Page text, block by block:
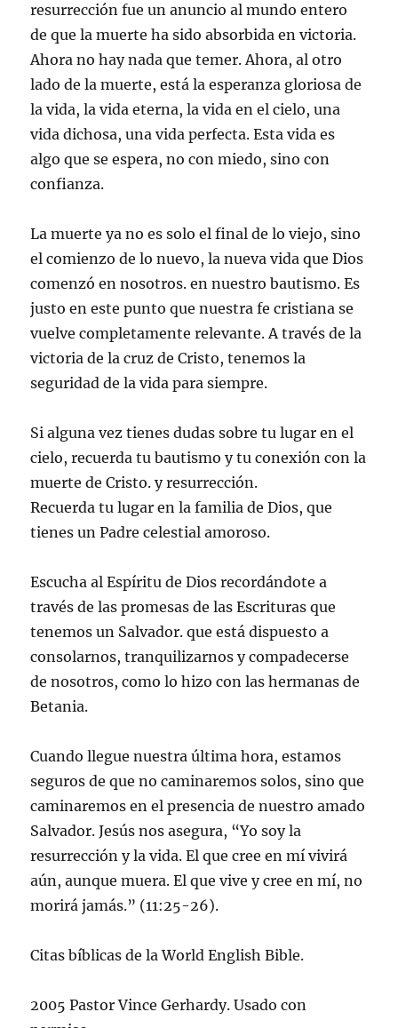
resurrección fue un anuncio al mundo entero
de que la muerte ha sido absorbida en victoria.
Ahora no hay nada que temer. Ahora, al otro
lado de la muerte, está la esperanza gloriosa de
la vida, la vida eterna, la vida en el cielo, una
vida dichosa, una vida perfecta. Esta vida es
algo que se espera, no con miedo, sino con
confianza.
La muerte ya no es solo el final de lo viejo, sino
el comienzo de lo nuevo, la nueva vida que Dios
comenzó en nosotros. en nuestro bautismo. Es
justo en este punto que nuestra fe cristiana se
vuelve completamente relevante. A través de la
victoria de la cruz de Cristo, tenemos la
seguridad de la vida para siempre.
Si alguna vez tienes dudas sobre tu lugar en el
cielo, recuerda tu bautismo y tu conexión con la
muerte de Cristo. y resurrección.
Recuerda tu lugar en la familia de Dios, que
tienes un Padre celestial amoroso.
Escucha al Espíritu de Dios recordándote a
través de las promesas de las Escrituras que
tenemos un Salvador. que está dispuesto a
consolarnos, tranquilizarnos y compadecerse
de nosotros, como lo hizo con las hermanas de
Betania.
Cuando llegue nuestra última hora, estamos
seguros de que no caminaremos solos, sino que
caminaremos en el presencia de nuestro amado
Salvador. Jesús nos asegura, “Yo soy la
resurrección y la vida. El que cree en mí vivirá
aún, aunque muera. El que vive y cree en mí, no
morirá jamás.” (11:25-26).
Citas bíblicas de la World English Bible.
2005 Pastor Vince Gerhardy. Usado con